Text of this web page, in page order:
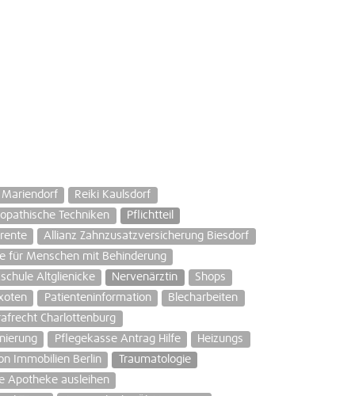
Mariendorf
Reiki Kaulsdorf
Techniken
Pflichtteil
Allianz Zahnzusatzversicherung Biesdorf
für Menschen mit Behinderung
Altglienicke Nervenärztin
Shops
Patienteninformation
Blecharbeiten
Charlottenburg
Pflegekasse Antrag Hilfe
Heizungs
Immobilien Berlin
Traumatologie
Apotheke ausleihen